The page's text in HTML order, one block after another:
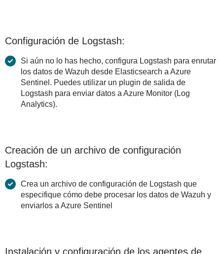
Configuración de Logstash:
Si aún no lo has hecho, configura Logstash para enrutar
los datos de Wazuh desde Elasticsearch a Azure
Sentinel. Puedes utilizar un plugin de salida de
Logstash para enviar datos a Azure Monitor (Log
Analytics).
Creación de un archivo de configuración
Logstash:
Crea un archivo de configuración de Logstash que
especifique cómo debe procesar los datos de Wazuh y
enviarlos a Azure Sentinel
Instalación y configuración de los agentes de